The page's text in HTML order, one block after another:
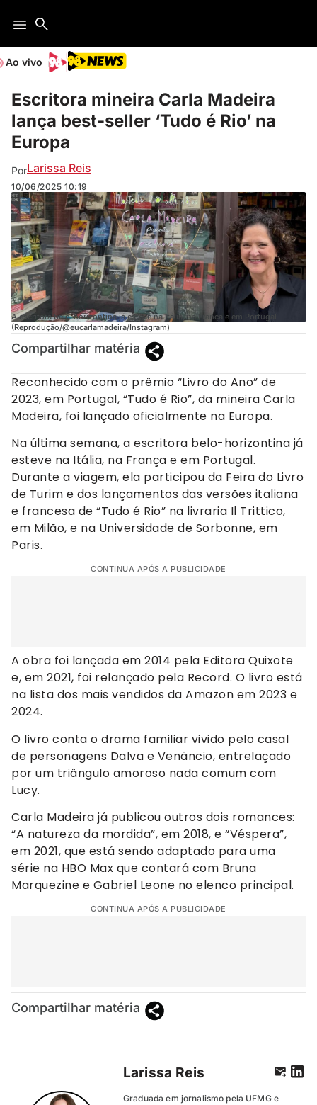
Ao vivo
Escritora mineira Carla Madeira
lança best-seller ‘Tudo é Rio’ na
Europa
PorLarissa Reis
10/06/2025 10:19
A escritora belo-horizontina já esteve na Itália, na França e em Portugal
(Reprodução/@eucarlamadeira/Instagram)
Compartilhar matéria
Reconhecido com o prêmio “Livro do Ano” de
2023, em Portugal, “Tudo é Rio”, da mineira Carla
Madeira, foi lançado oficialmente na Europa.
Na última semana, a escritora belo-horizontina já
esteve na Itália, na França e em Portugal.
Durante a viagem, ela participou da Feira do Livro
de Turim e dos lançamentos das versões italiana
e francesa de “Tudo é Rio” na livraria Il Trittico,
em Milão, e na Universidade de Sorbonne, em
Paris.
CONTINUA APÓS A PUBLICIDADE
A obra foi lançada em 2014 pela Editora Quixote
e, em 2021, foi relançado pela Record. O livro está
na lista dos mais vendidos da Amazon em 2023 e
2024.
O livro conta o drama familiar vivido pelo casal
de personagens Dalva e Venâncio, entrelaçado
por um triângulo amoroso nada comum com
Lucy.
Carla Madeira já publicou outros dois romances:
“A natureza da mordida”, em 2018, e “Véspera”,
em 2021, que está sendo adaptado para uma
série na HBO Max que contará com Bruna
Marquezine e Gabriel Leone no elenco principal.
CONTINUA APÓS A PUBLICIDADE
Compartilhar matéria
Larissa Reis
Graduada em jornalismo pela UFMG e